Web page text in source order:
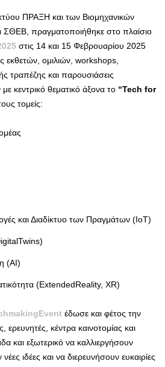
ΠΡΑΞΗ και των Βιομηχανικών
πραγματοποιήθηκε στο πλαίσιο
στις 14 και 15 Φεβρουαρίου 2025
εκθετών, ομιλιών, workshops,
τραπέζης και παρουσιάσεις
κεντρικό θεματικό άξονα το “Tech for
τομείς:
και Διαδίκτυο των Πραγμάτων (IoT)
(AI)
(ExtendedReality, XR)
έδωσε και φέτος την
ερευνητές, κέντρα καινοτομίας και
και εξωτερικό να καλλιεργήσουν
ιδέες και να διερευνήσουν ευκαιρίες